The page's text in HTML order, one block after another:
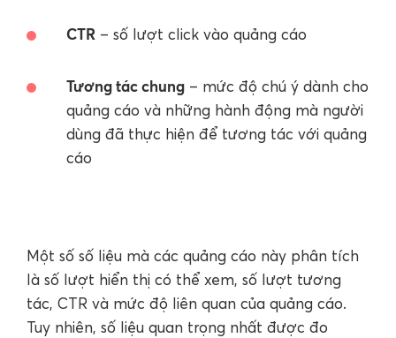
CTR – số lượt click vào quảng cáo
Tương tác chung – mức độ chú ý dành cho
quảng cáo và những hành động mà người
dùng đã thực hiện để tương tác với quảng
cáo
Một số số liệu mà các quảng cáo này phân tích
là số lượt hiển thị có thể xem, số lượt tương
tác, CTR và mức độ liên quan của quảng cáo.
Tuy nhiên, số liệu quan trọng nhất được đo